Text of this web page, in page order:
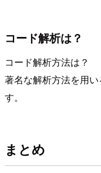
コード解析は？
コード解析方法は？
著名な解析方法を用
す。
まとめ